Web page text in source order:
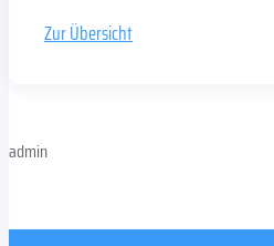
Zur Übersicht
admin